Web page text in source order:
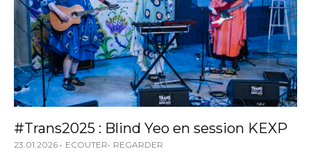
#Trans2025 : Blind Yeo en session KEXP
23.01.2026 ECOUTER REGARDER